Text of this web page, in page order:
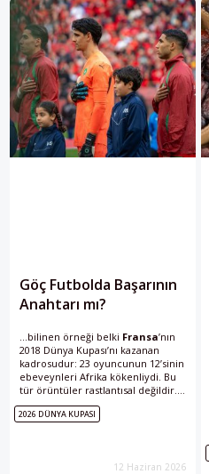
Göç Futbolda Başarının
Anahtarı mı?
...bilinen örneği belki Fransa’nın
2018 Dünya Kupası’nı kazanan
kadrosudur: 23 oyuncunun 12’sinin
ebeveynleri Afrika kökenliydi. Bu
tür örüntüler rastlantısal değildir.
Fransa’nın kadrosu, ülkenin Kuzey
ve Batı Afrika ile olan sömürge...
2026 DÜNYA KUPASI
12 Haziran 2026